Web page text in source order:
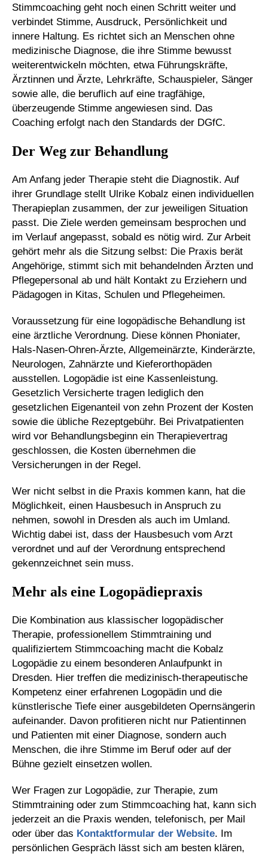
Stimmcoaching geht noch einen Schritt weiter und
verbindet Stimme, Ausdruck, Persönlichkeit und
innere Haltung. Es richtet sich an Menschen ohne
medizinische Diagnose, die ihre Stimme bewusst
weiterentwickeln möchten, etwa Führungskräfte,
Ärztinnen und Ärzte, Lehrkräfte, Schauspieler, Sänger
sowie alle, die beruflich auf eine tragfähige,
überzeugende Stimme angewiesen sind. Das
Coaching erfolgt nach den Standards der DGfC.
Der Weg zur Behandlung
Am Anfang jeder Therapie steht die Diagnostik. Auf
ihrer Grundlage stellt Ulrike Kobalz einen individuellen
Therapieplan zusammen, der zur jeweiligen Situation
passt. Die Ziele werden gemeinsam besprochen und
im Verlauf angepasst, sobald es nötig wird. Zur Arbeit
gehört mehr als die Sitzung selbst: Die Praxis berät
Angehörige, stimmt sich mit behandelnden Ärzten und
Pflegepersonal ab und hält Kontakt zu Erziehern und
Pädagogen in Kitas, Schulen und Pflegeheimen.
Voraussetzung für eine logopädische Behandlung ist
eine ärztliche Verordnung. Diese können Phoniater,
Hals-Nasen-Ohren-Ärzte, Allgemeinärzte, Kinderärzte,
Neurologen, Zahnärzte und Kieferorthopäden
ausstellen. Logopädie ist eine Kassenleistung.
Gesetzlich Versicherte tragen lediglich den
gesetzlichen Eigenanteil von zehn Prozent der Kosten
sowie die übliche Rezeptgebühr. Bei Privatpatienten
wird vor Behandlungsbeginn ein Therapievertrag
geschlossen, die Kosten übernehmen die
Versicherungen in der Regel.
Wer nicht selbst in die Praxis kommen kann, hat die
Möglichkeit, einen Hausbesuch in Anspruch zu
nehmen, sowohl in Dresden als auch im Umland.
Wichtig dabei ist, dass der Hausbesuch vom Arzt
verordnet und auf der Verordnung entsprechend
gekennzeichnet sein muss.
Mehr als eine Logopädiepraxis
Die Kombination aus klassischer logopädischer
Therapie, professionellem Stimmtraining und
qualifiziertem Stimmcoaching macht die Kobalz
Logopädie zu einem besonderen Anlaufpunkt in
Dresden. Hier treffen die medizinisch-therapeutische
Kompetenz einer erfahrenen Logopädin und die
künstlerische Tiefe einer ausgebildeten Opernsängerin
aufeinander. Davon profitieren nicht nur Patientinnen
und Patienten mit einer Diagnose, sondern auch
Menschen, die ihre Stimme im Beruf oder auf der
Bühne gezielt einsetzen wollen.
Wer Fragen zur Logopädie, zur Therapie, zum
Stimmtraining oder zum Stimmcoaching hat, kann sich
jederzeit an die Praxis wenden, telefonisch, per Mail
oder über das Kontaktformular der Website. Im
persönlichen Gespräch lässt sich am besten klären,